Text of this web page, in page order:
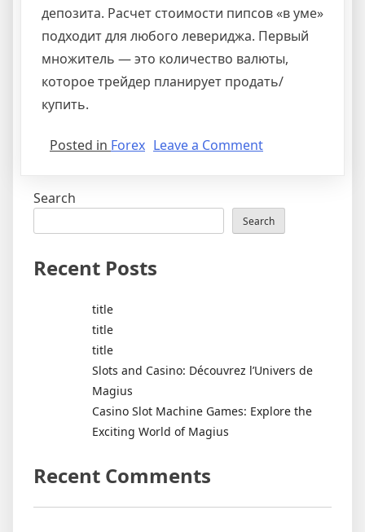
депозита. Расчет стоимости пипсов «в уме»
подходит для любого левериджа. Первый
множитель — это количество валюты,
которое трейдер планирует продать/
купить.
Posted in Forex Leave a Commenton
point
торговая
Search
Search
Recent Posts
title
title
title
Slots and Casino: Découvrez l’Univers de
Magius
Casino Slot Machine Games: Explore the
Exciting World of Magius
Recent Comments